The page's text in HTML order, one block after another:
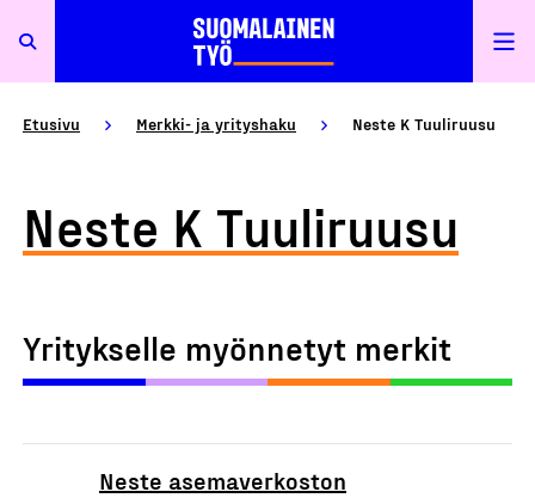
Etusivu Merkki- ja yrityshaku Neste K Tuuliruusu
Neste K Tuuliruusu
Yritykselle myönnetyt merkit
Neste asemaverkoston